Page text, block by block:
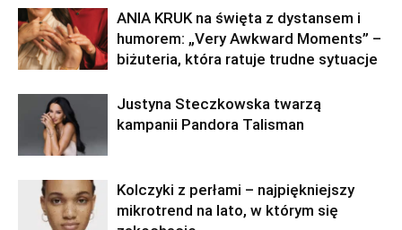
ANIA KRUK na święta z dystansem i
humorem: „Very Awkward Moments” –
biżuteria, która ratuje trudne sytuacje
Justyna Steczkowska twarzą
kampanii Pandora Talisman
Kolczyki z perłami – najpiękniejszy
mikrotrend na lato, w którym się